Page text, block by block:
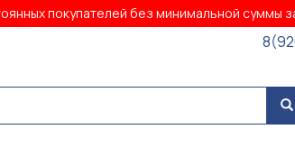
покупателей без минимальной суммы